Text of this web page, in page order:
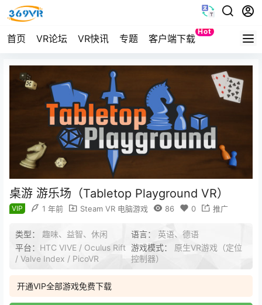
首页 VR论坛 VR快讯 专题 客户端下载
Hot
Quest
桌游 游乐场（Tabletop Playground VR）
VIP 1 年前 Steam VR 电脑游戏 86 0 推广
类型： 趣味、益智、休闲 语言： 英语、德语
平台： HTC VIVE / Oculus Rift
/ Valve Index / PicoVR
游戏模式： 原生VR游戏（定位
控制器）
开通VIP全部游戏免费下载